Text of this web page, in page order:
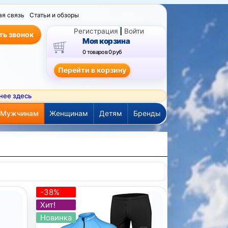
связь Статьи и обзоры
звонок Регистрация Войти
Моя корзина
0 товаров0 руб
здесь
Мужчинам Женщинам Детям Бренды
-38%
Хит!
Новинка